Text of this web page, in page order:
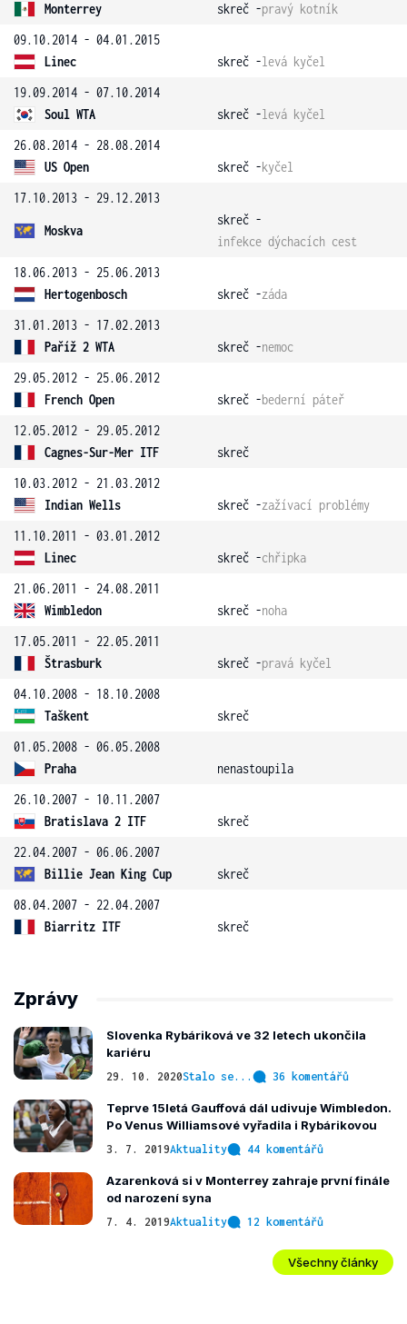
Monterrey
skreč -pravý kotník
09.10.2014 - 04.01.2015
Linec
skreč -levá kyčel
19.09.2014 - 07.10.2014
Soul WTA
skreč -levá kyčel
26.08.2014 - 28.08.2014
US Open
skreč -kyčel
17.10.2013 - 29.12.2013
Moskva
skreč -
infekce dýchacích cest
18.06.2013 - 25.06.2013
Hertogenbosch
skreč -záda
31.01.2013 - 17.02.2013
Paříž 2 WTA
skreč -nemoc
29.05.2012 - 25.06.2012
French Open
skreč -bederní páteř
12.05.2012 - 29.05.2012
Cagnes-Sur-Mer ITF
skreč
10.03.2012 - 21.03.2012
Indian Wells
skreč -zažívací problémy
11.10.2011 - 03.01.2012
Linec
skreč -chřipka
21.06.2011 - 24.08.2011
Wimbledon
skreč -noha
17.05.2011 - 22.05.2011
Štrasburk
skreč -pravá kyčel
04.10.2008 - 18.10.2008
Taškent
skreč
01.05.2008 - 06.05.2008
Praha
nenastoupila
26.10.2007 - 10.11.2007
Bratislava 2 ITF
skreč
22.04.2007 - 06.06.2007
Billie Jean King Cup
skreč
08.04.2007 - 22.04.2007
Biarritz ITF
skreč
Zprávy
Slovenka Rybáriková ve 32 letech ukončila
kariéru
29. 10. 2020Stalo se... 36 komentářů
Teprve 15letá Gauffová dál udivuje Wimbledon.
Po Venus Williamsové vyřadila i Rybárikovou
3. 7. 2019Aktuality 44 komentářů
Azarenková si v Monterrey zahraje první finále
od narození syna
7. 4. 2019Aktuality 12 komentářů
Všechny články